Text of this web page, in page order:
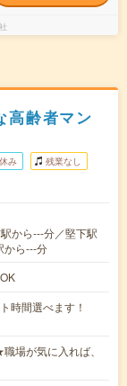
高齢者マン
み 残業なし
から---分／堅下駅
から---分
時間選べます！
が気に入れば、